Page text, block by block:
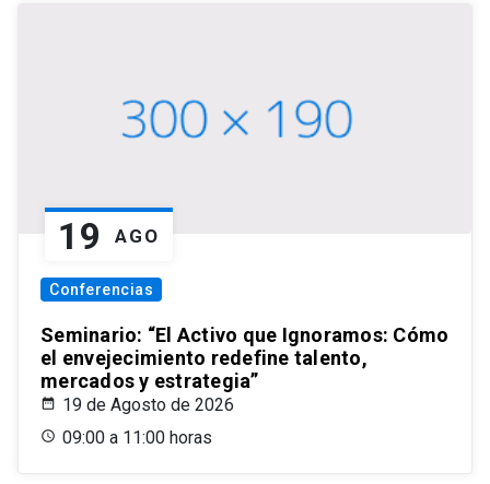
19 AGO
Conferencias
Seminario: “El Activo que Ignoramos: Cómo
el envejecimiento redefine talento,
mercados y estrategia”
19 de Agosto de 2026
09:00 a 11:00 horas